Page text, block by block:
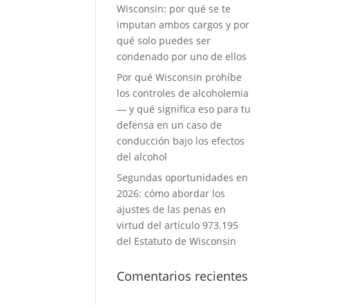
Wisconsin: por qué se te
imputan ambos cargos y por
qué solo puedes ser
condenado por uno de ellos
Por qué Wisconsin prohíbe
los controles de alcoholemia
— y qué significa eso para tu
defensa en un caso de
conducción bajo los efectos
del alcohol
Segundas oportunidades en
2026: cómo abordar los
ajustes de las penas en
virtud del artículo 973.195
del Estatuto de Wisconsin
Comentarios recientes